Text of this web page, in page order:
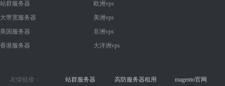
站群服务器
大带宽服务器
美国服务器
香港服务器
欧洲vps
美洲vps
非洲vps
大洋洲vps
友情链接： 站群服务器 高防服务器租用 magento官网